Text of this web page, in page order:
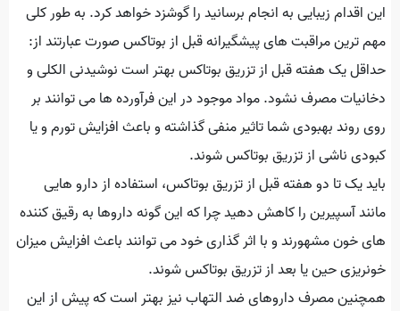
این اقدام زیبایی به انجام برسانید را گوشزد خواهد کرد. به طور کلی
مهم ترین مراقبت های پیشگیرانه قبل از بوتاکس صورت عبارتند از:
حداقل یک هفته قبل از تزریق بوتاکس بهتر است نوشیدنی الکلی و
دخانیات مصرف نشود. مواد موجود در این فرآورده ها می توانند بر
روی روند بهبودی شما تاثیر منفی گذاشته و باعث افزایش تورم و یا
کبودی ناشی از تزریق بوتاکس شوند.
باید یک تا دو هفته قبل از تزریق بوتاکس، استفاده از دارو هایی
مانند آسپیرین را کاهش دهید چرا که این گونه داروها به رقیق کننده
های خون مشهورند و با اثر گذاری خود می توانند باعث افزایش میزان
خونریزی حین یا بعد از تزریق بوتاکس شوند.
همچنین مصرف داروهای ضد التهاب نیز بهتر است که پیش از این